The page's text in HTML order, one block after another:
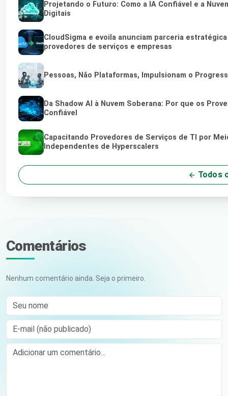
Projetando o Futuro: Como a IA Confiável e a
Digitais
CloudSigma e evoila anunciam parceria
provedores de serviços e empresas
Pessoas, Não Plataformas, Impulsionam o
Da Shadow AI à Nuvem Soberana: Por que os
Confiável
Capacitando Provedores de Serviços de TI por
Independentes de Hyperscalers
Todos
Comentários
Nenhum comentário ainda. Seja o primeiro.
Seu nome
E-mail (não publicado)
Comment